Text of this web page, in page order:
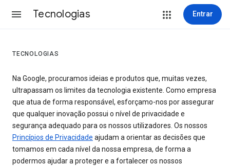
Tecnologias Entrar
TECNOLOGIAS
Na Google, procuramos ideias e produtos que, muitas vezes,
ultrapassam os limites da tecnologia existente. Como empresa
que atua de forma responsável, esforçamo-nos por assegurar
que qualquer inovação possui o nível de privacidade e
segurança adequado para os nossos utilizadores. Os nossos
Princípios de Privacidade ajudam a orientar as decisões que
tomamos em cada nível da nossa empresa, de forma a
podermos ajudar a proteger e a fortalecer os nossos